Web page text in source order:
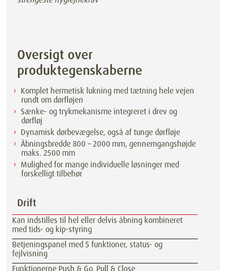
Oversigt over
produktegenskaberne
Komplet hermetisk lukning med tætning hele vejen
rundt om dørfløjen
Sænke- og trykmekanisme integreret i drev og
dørfløj
Dynamisk dørbevægelse, også af tunge dørfløje
Åbningsbredde 800 – 2000 mm, gennemgangshøjde
maks. 2500 mm
Mulighed for mange individuelle løsninger med
forskelligt tilbehør
Drift
Kan indstilles til hel eller delvis åbning kombineret
med tids- og kip-styring
Betjeningspanel med 5 funktioner, status- og
fejlvisning
Funktionerne Push & Go, Pull & Close